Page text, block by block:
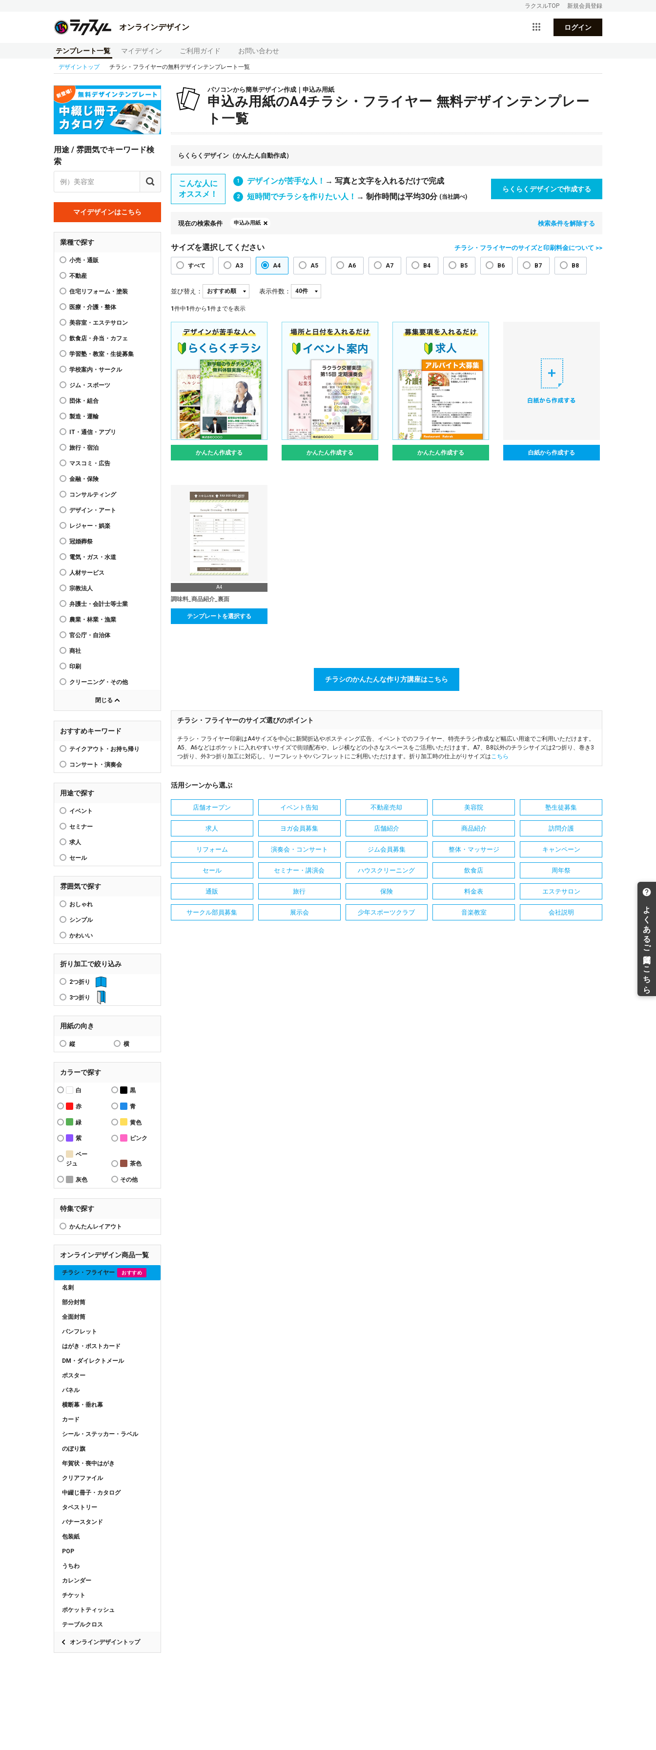
ラクスルTOP 新規会員登録
オンラインデザイン ログイン
テンプレート一覧 マイデザイン ご利用ガイド お問い合わせ
デザイントップ チラシ・フライヤーの無料デザインテンプレート一覧
用途 / 雰囲気でキーワード検
索
マイデザインはこちら
業種で探す
小売・通販
不動産
住宅リフォーム・塗装
医療・介護・整体
美容室・エステサロン
飲食店・弁当・カフェ
学習塾・教室・生徒募集
学校案内・サークル
ジム・スポーツ
団体・組合
製造・運輸
IT・通信・アプリ
旅行・宿泊
マスコミ・広告
金融・保険
コンサルティング
デザイン・アート
レジャー・娯楽
冠婚葬祭
電気・ガス・水道
人材サービス
宗教法人
弁護士・会計士等士業
農業・林業・漁業
官公庁・自治体
商社
印刷
クリーニング・その他
閉じる
おすすめキーワード
テイクアウト・お持ち帰り
コンサート・演奏会
用途で探す
イベント
セミナー
求人
セール
雰囲気で探す
おしゃれ
シンプル
かわいい
折り加工で絞り込み
2つ折り
3つ折り
用紙の向き
縦 横
カラーで探す
白 黒
赤 青
緑 黄色
紫 ピンク
ベー
ジュ
茶色
灰色 その他
特集で探す
かんたんレイアウト
オンラインデザイン商品一覧
チラシ・フライヤー おすすめ
名刺
部分封筒
全面封筒
パンフレット
はがき・ポストカード
DM・ダイレクトメール
ポスター
パネル
横断幕・垂れ幕
カード
シール・ステッカー・ラベル
のぼり旗
年賀状・喪中はがき
クリアファイル
中綴じ冊子・カタログ
タペストリー
バナースタンド
包装紙
POP
うちわ
カレンダー
チケット
ポケットティッシュ
テーブルクロス
オンラインデザイントップ
パソコンから簡単デザイン作成｜申込み用紙
申込み用紙のA4チラシ・フライヤー 無料デザインテンプレー
ト一覧
らくらくデザイン（かんたん自動作成）
こんな人に
オススメ！
デザインが苦手な人！ → 写真と文字を入れるだけで完成
短時間でチラシを作りたい人！ → 制作時間は平均30分 (当社調べ)
らくらくデザインで作成する
現在の検索条件 申込み用紙 検索条件を解除する
サイズを選択してください チラシ・フライヤーのサイズと印刷料金について >>
すべて A3 A4 A5 A6 A7 B4 B5 B6 B7 B8
並び替え： 表示件数：
1 件中1 件から 1 件までを表示
かんたん作成する かんたん作成する かんたん作成する 白紙から作成する
A4
調味料_商品紹介_裏面
テンプレートを選択する
チラシのかんたんな作り方講座はこちら
チラシ・フライヤーのサイズ選びのポイント
チラシ・フライヤー印刷はA4サイズを中心に新聞折込やポスティング広告、イベントでのフライヤー、特売チラシ作成など幅広い用途でご利用いただけます。
A5、A6などはポケットに入れやすいサイズで街頭配布や、レジ横などの小さなスペースをご活用いただけます。A7、B8以外のチラシサイズは2つ折り、巻き3
つ折り、外3つ折り加工に対応し、リーフレットやパンフレットにご利用いただけます。折り加工時の仕上がりサイズは こちら
活用シーンから選ぶ
店舗オープン イベント告知 不動産売却 美容院 塾生徒募集
求人 ヨガ会員募集 店舗紹介 商品紹介 訪問介護
リフォーム 演奏会・コンサート ジム会員募集 整体・マッサージ キャンペーン
セール セミナー・講演会 ハウスクリーニング 飲食店 周年祭
通販 旅行 保険 料金表 エステサロン
サークル部員募集 展示会 少年スポーツクラブ 音楽教室 会社説明